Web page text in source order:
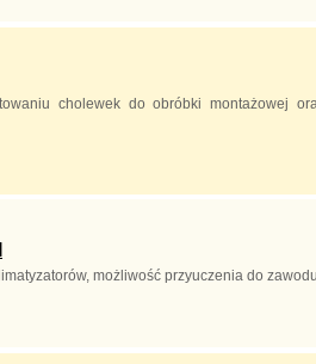
cholewek do obróbki montażowej
możliwość przyuczenia do